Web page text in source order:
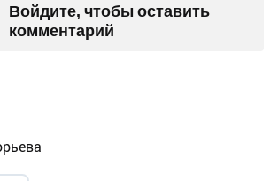
Войдите, чтобы оставить
комментарий